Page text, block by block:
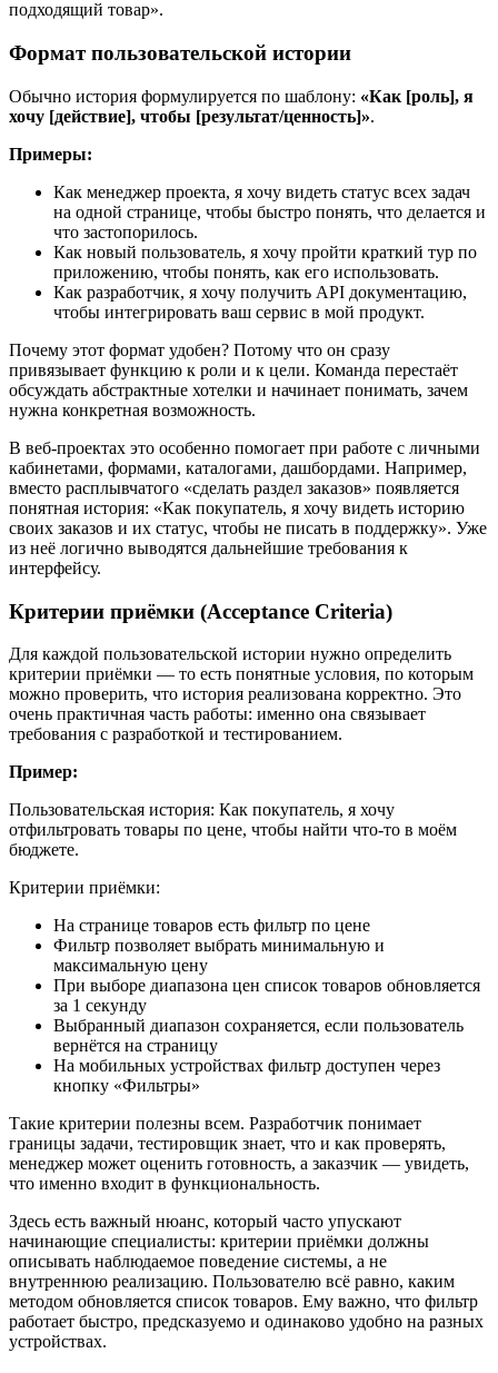
подходящий товар».
Формат пользовательской истории
Обычно история формулируется по шаблону: «Как [роль], я
хочу [действие], чтобы [результат/ценность]».
Примеры:
Как менеджер проекта, я хочу видеть статус всех задач
на одной странице, чтобы быстро понять, что делается и
что застопорилось.
Как новый пользователь, я хочу пройти краткий тур по
приложению, чтобы понять, как его использовать.
Как разработчик, я хочу получить API документацию,
чтобы интегрировать ваш сервис в мой продукт.
Почему этот формат удобен? Потому что он сразу
привязывает функцию к роли и к цели. Команда перестаёт
обсуждать абстрактные хотелки и начинает понимать, зачем
нужна конкретная возможность.
В веб-проектах это особенно помогает при работе с личными
кабинетами, формами, каталогами, дашбордами. Например,
вместо расплывчатого «сделать раздел заказов» появляется
понятная история: «Как покупатель, я хочу видеть историю
своих заказов и их статус, чтобы не писать в поддержку». Уже
из неё логично выводятся дальнейшие требования к
интерфейсу.
Критерии приёмки (Acceptance Criteria)
Для каждой пользовательской истории нужно определить
критерии приёмки — то есть понятные условия, по которым
можно проверить, что история реализована корректно. Это
очень практичная часть работы: именно она связывает
требования с разработкой и тестированием.
Пример:
Пользовательская история: Как покупатель, я хочу
отфильтровать товары по цене, чтобы найти что-то в моём
бюджете.
Критерии приёмки:
На странице товаров есть фильтр по цене
Фильтр позволяет выбрать минимальную и
максимальную цену
При выборе диапазона цен список товаров обновляется
за 1 секунду
Выбранный диапазон сохраняется, если пользователь
вернётся на страницу
На мобильных устройствах фильтр доступен через
кнопку «Фильтры»
Такие критерии полезны всем. Разработчик понимает
границы задачи, тестировщик знает, что и как проверять,
менеджер может оценить готовность, а заказчик — увидеть,
что именно входит в функциональность.
Здесь есть важный нюанс, который часто упускают
начинающие специалисты: критерии приёмки должны
описывать наблюдаемое поведение системы, а не
внутреннюю реализацию. Пользователю всё равно, каким
методом обновляется список товаров. Ему важно, что фильтр
работает быстро, предсказуемо и одинаково удобно на разных
устройствах.